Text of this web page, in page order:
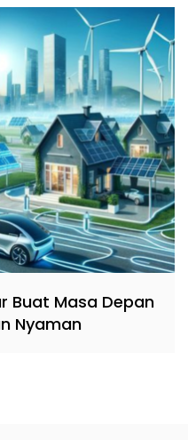
Buat Masa Depan
Nyaman